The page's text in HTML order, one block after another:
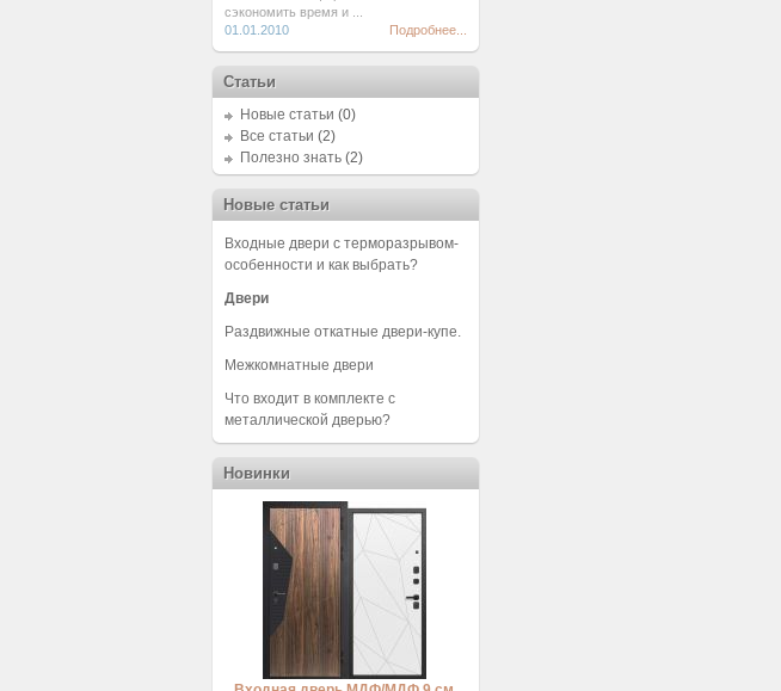
сэкономить время и ...
01.01.2010
Подробнее...
Статьи
Новые статьи (0)
Все статьи (2)
Полезно знать (2)
Новые статьи
Входные двери с терморазрывом-
особенности и как выбрать?
Двери
Раздвижные откатные двери-купе.
Межкомнатные двери
Что входит в комплекте с
металлической дверью?
Новинки